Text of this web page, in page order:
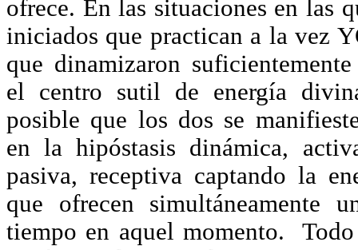
ofrece. En las situaciones en las
iniciados que practican a la vez
que dinamizaron
el centro sutil de energía
posible que los dos se
en la hipóstasis dinámica,
pasiva, receptiva captando la
que ofrecen
tiempo en aquel momento.